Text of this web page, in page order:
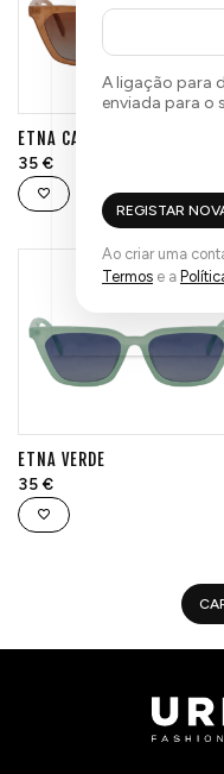
ETNA CASTANHO
35 €
ETNA VERDE
35 €
A ligação para
enviada para o
REGISTAR
Ao criar uma
Termos e a